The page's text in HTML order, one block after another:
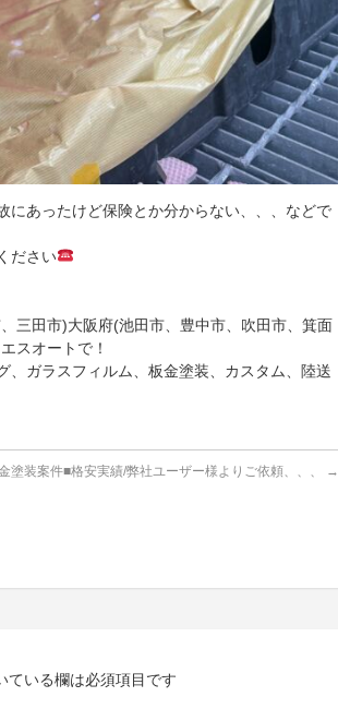
にあったけど保険とか分からない、、、などで
ださい
三田市)大阪府(池田市、豊中市、吹田市、箕面
スオートで！
、ガラスフィルム、板金塗装、カスタム、陸送
塗装案件■格安実績/弊社ユーザー様よりご依頼、、、 →
ている欄は必須項目です